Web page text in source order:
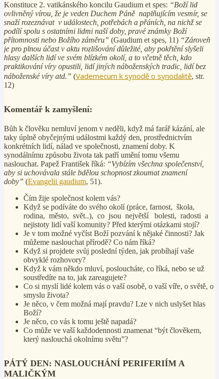
Konstituce 2. vatikánského koncilu Gaudium et spes: “Boží lid
ovlivněný vírou, že je veden Duchem Páně naplňujícím vesmír, se
snaží rozeznávat v událostech, potřebách a přáních, na nichž se
podílí spolu s ostatními lidmi naší doby, pravé známky Boží
přítomnosti nebo Božího záměru” (Gaudium et spes, 11) “Zároveň
je pro plnou účast v aktu rozlišování důležité, aby pokřtění slyšeli
hlasy dalších lidí ve svém blízkém okolí, a to včetně těch, kdo
praktikování víry opustili, lidí jiných náboženských tradic, lidí bez
náboženské víry atd.” (Vademecum k synodě o synodalitě, str.
12)
Komentář k zamyšlení:
Bůh k člověku nemluví jenom v neděli, když má farář kázání, ale
taky úplně obyčejnými událostmi každý den, prostřednictvím
konkrétních lidí, nálad ve společnosti, znamení doby. K
synodálnímu způsobu života tak patří umění tomu všemu
naslouchat. Papež František říká: “Vybízím všechna společenství,
aby si uchovávala stále bdělou schopnost zkoumat znamení
doby” (Evangelii gaudium, 51).
Čím žije společnost kolem vás?
Když se podíváte do svého okolí (práce, farnost, škola,
rodina, město, svět..), co jsou největší bolesti, radosti a
nejistoty lidí vaší komunity? Před kterými otázkami stojí?
Je v tom možné vyčíst Boží pozvání k nějaké činnosti? Jak
můžeme naslouchat přírodě? Co nám říká?
Když si projdete svůj poslední týden, jak probíhají vaše
obvyklé rozhovory?
Když k vám někdo mluví, posloucháte, co říká, nebo se už
soustředíte na to, jak zareagujete?
Co si myslí lidé kolem vás o vaší osobě, o vaší víře, o světě, o
smyslu života?
Je něco, v čem možná mají pravdu? Lze v nich uslyšet hlas
Boží?
Je něco, co vás k tomu ještě napadá?
Co může ve vaší každodennosti znamenat “být člověkem,
který naslouchá okolnímu světu”?
PÁTÝ DEN: NASLOUCHÁNÍ PERIFERIÍM A
MALIČKÝM